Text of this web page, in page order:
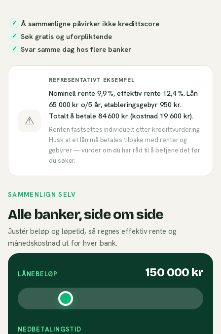
✓ Å sammenligne påvirker ikke kredittscore
✓ Søk gratis og uforpliktende
✓ Svar samme dag hos flere banker
⚠
REPRESENTATIVT EKSEMPEL
Nominell rente 9,9 %, effektiv rente 12,4 %. Lån
65 000 kr o/5 år, etableringsgebyr 950 kr.
Totalt å betale 84 600 kr (kostnad 19 600 kr).
Renten fastsettes individuelt etter kredittvurdering.
Husk at et lån må betales tilbake med renter og
gebyrer — vurder om du har råd til å betjene det før
du søker.
SAMMENLIGN SELV
Alle banker, side om side
Justér beløp og løpetid, så regnes effektiv rente og
månedskostnad ut for hver bank.
LÅNEBELØP 150 000 kr
NEDBETALINGSTID